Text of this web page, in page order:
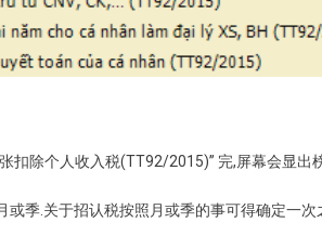
扣除个人收入税(TT92/2015)” 完,屏幕会显出
季.关于招认税按照月或季的事可得确定一次